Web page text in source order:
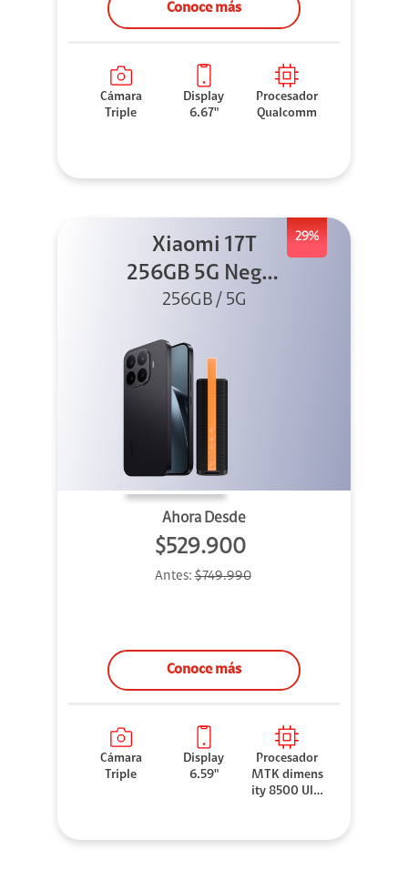
Conoce más
Cámara
Triple
Display
6.67"
Procesador
Qualcomm
29%
Xiaomi 17T
256GB 5G Negro
+ Sound
256GB / 5G
Ahora Desde
$529.900
Antes:$749.990
Conoce más
Cámara
Triple
Display
6.59"
Procesador
MTK dimens
ity 8500 Ultr